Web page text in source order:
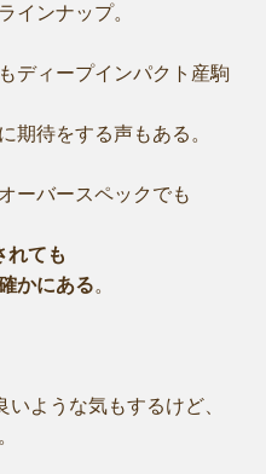
インナップ。
ディープインパクト産駒
期待をする声もある。
ーバースペックでも
れても
かにある。
ような気もするけど、